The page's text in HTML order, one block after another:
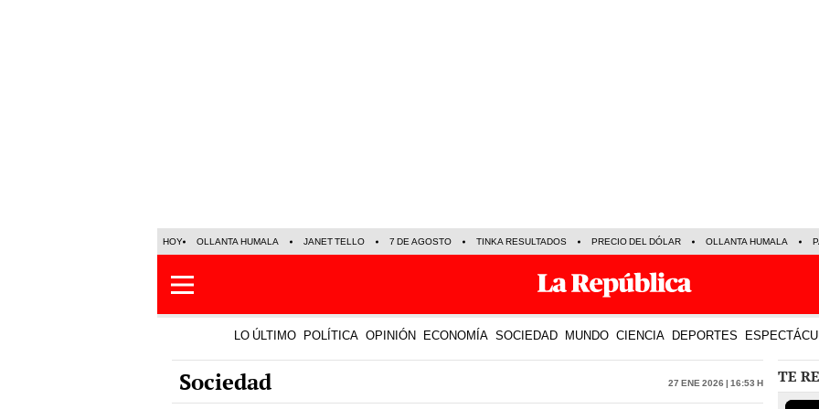
HOY OLLANTA HUMALA JANET TELLO 7 DE AGOSTO TINKA RESULTADOS PRECIO DEL DÓLAR OLLANTA HUMALA
LO ÚLTIMO POLÍTICA OPINIÓN ECONOMÍA SOCIEDAD MUNDO CIENCIA DEPORTES
Sociedad 27 Ene 2026 | 16:53 h TE